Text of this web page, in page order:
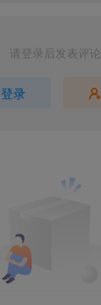
请登录后发表评论
登录